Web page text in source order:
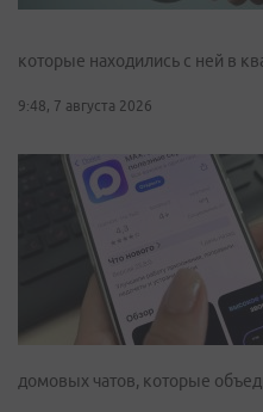
которые находились с ней в
9:48, 7 августа 2026
домовых чатов, которые